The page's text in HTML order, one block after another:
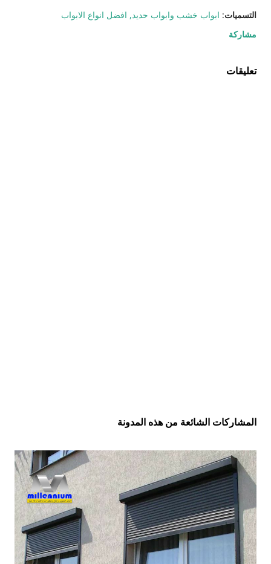
التسميات: ابواب خشب وابواب حديد افضل انواع الابواب
مشاركة
تعليقات
المشاركات الشائعة من هذه المدونة